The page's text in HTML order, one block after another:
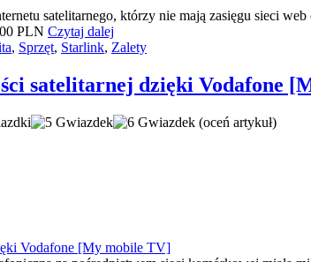
satelitarnego, którzy nie mają zasięgu sieci
PLN Czytaj dalej
, Sprzęt, Starlink, Zalety
satelitarnej dzięki Vodafone
(oceń artykuł)